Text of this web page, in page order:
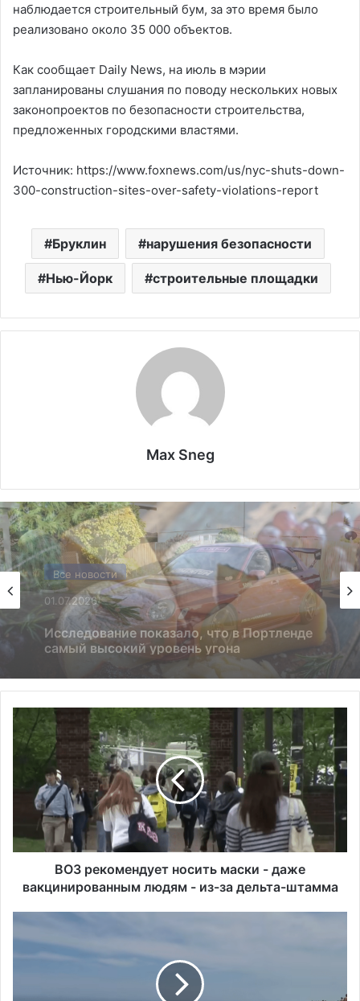
наблюдается строительный бум, за это время было
реализовано около 35 000 объектов.
Как сообщает Daily News, на июль в мэрии
запланированы слушания по поводу нескольких новых
законопроектов по безопасности строительства,
предложенных городскими властями.
Источник: https://www.foxnews.com/us/nyc-shuts-down-
300-construction-sites-over-safety-violations-report
Бруклин нарушения безопасности
Нью-Йорк строительные площадки
Max Sneg
США
13.06.2025
Америка имеет огромный избыток сыра
В
О
е
ВОЗ рекомендует носить маски - даже
вакцинированным людям - из-за дельта-штамма
о